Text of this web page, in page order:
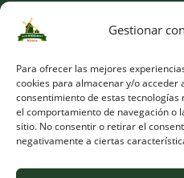
Gestionar
Para ofrecer las mejores
cookies para almacenar y/o acceder
consentimiento de estas
el comportamiento de navegación o
sitio. No consentir o retirar el
negativamente a ciertas
SOCIAL